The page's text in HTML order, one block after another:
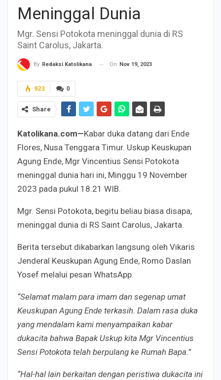
Meninggal Dunia
Mgr. Sensi Potokota meninggal dunia di RS
Saint Carolus, Jakarta.
By Redaksi Katolikana On Nov 19, 2023
0
923
Share
Katolikana.com—Kabar duka datang dari Ende
Flores, Nusa Tenggara Timur. Uskup Keuskupan
Agung Ende, Mgr Vincentius Sensi Potokota
meninggal dunia hari ini, Minggu 19 November
2023 pada pukul 18.21 WIB.
Mgr. Sensi Potokota, begitu beliau biasa disapa,
meninggal dunia di RS Saint Carolus, Jakarta.
Berita tersebut dikabarkan langsung oleh Vikaris
Jenderal Keuskupan Agung Ende, Romo Daslan
Yosef melalui pesan WhatsApp.
“Selamat malam para imam dan segenap umat
Keuskupan Agung Ende terkasih. Dalam rasa duka
yang mendalam kami menyampaikan kabar
dukacita bahwa Bapak Uskup kita Mgr Vincentius
Sensi Potokota telah berpulang ke Rumah Bapa.”
“Hal-hal lain berkaitan dengan peristiwa dukacita ini